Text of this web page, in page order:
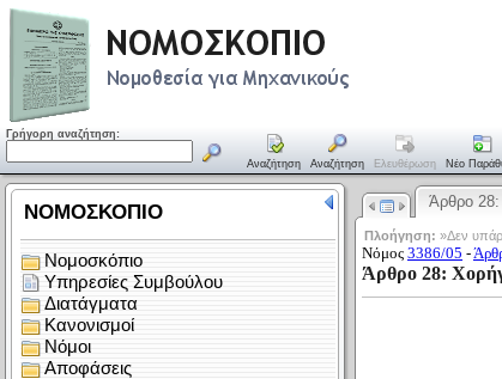
Γρήγορη αναζήτηση:
Αναζήτηση Αναζήτηση Ελευθέρωση Νέο
Άρθρο